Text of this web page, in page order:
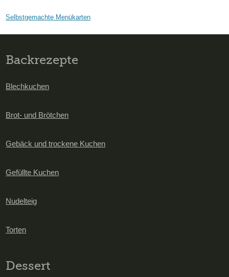
Selbstgemachte Menükarten
Backrezepte
Blechkuchen
Brot- und Brötchen
Gebäck und trockene Kuchen
Gefüllte Kuchen
Nudelteig
Torten
Dessert